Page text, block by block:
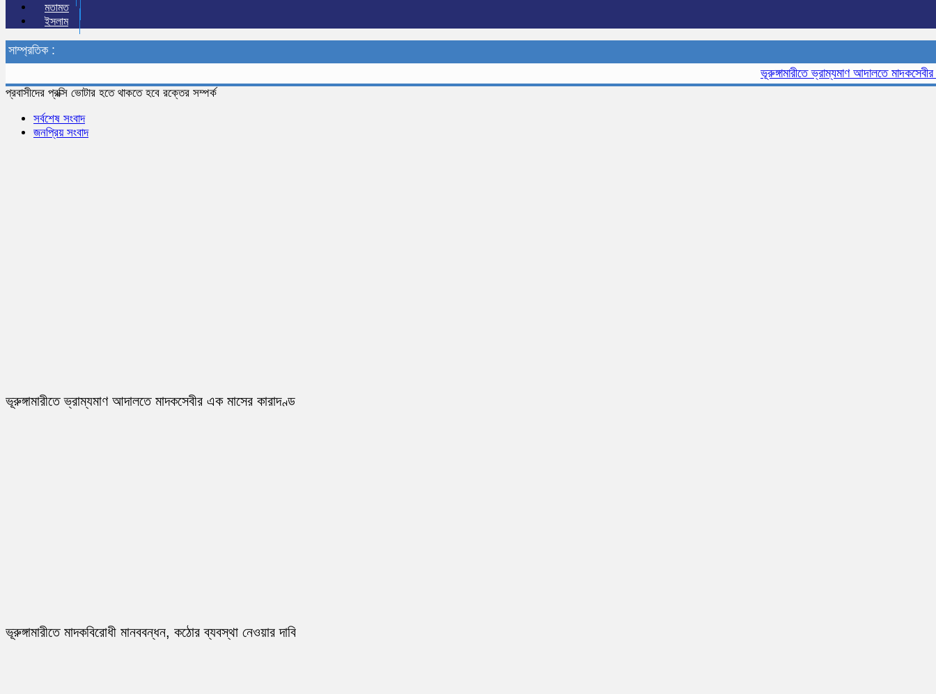
মতামত
ইসলাম
সাম্প্রতিক :
ভূরুঙ্গামারীতে ভ্রাম্যমাণ আদালতে মাদকসেবীর এক
প্রবাসীদের প্রক্সি ভোটার হতে থাকতে হবে রক্তের সম্পর্ক
সর্বশেষ সংবাদ
জনপ্রিয় সংবাদ
ভূরুঙ্গামারীতে ভ্রাম্যমাণ আদালতে মাদকসেবীর এক মাসের কারাদণ্ড
ভূরুঙ্গামারীতে মাদকবিরোধী মানববন্ধন, কঠোর ব্যবস্থা নেওয়ার দাবি